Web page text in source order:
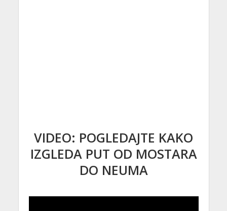
VIDEO: POGLEDAJTE KAKO
IZGLEDA PUT OD MOSTARA
DO NEUMA